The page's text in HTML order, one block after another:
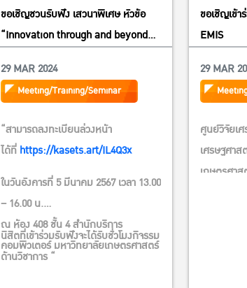
ขอเชิญชวนรับฟัง เสวนาพิเศษ หัวข้อ
“Innovation through and beyond
businesses”
29 MAR 2024
Meeting/Training/Seminar
“สามารถลงทะเบียนล่วงหน้า
ได้ที่ https://kasets.art/IL4Q3x
ในวันอังคารที่ 5 มีนาคม 2567 เวลา 13.00
– 16.00 น.
ณ ห้อง 408 ชั้น 4 สำนักบริการ
คอมพิวเตอร์ มหาวิทยาลัยเกษตรศาสตร์
นิสิตที่เข้าร่วมรับฟังจะได้รับชั่วโมงกิจรรม
ด้านวิชาการ “
ขอเชิญเข้า
EMIS
29 MAR
ศูนย์วิจัยเ
เศรษฐศา
เกษตรศา